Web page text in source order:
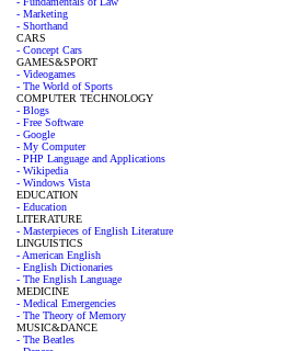
- Marketing
- Shorthand
CARS
- Concept Cars
GAMES&SPORT
- Videogames
- The World of Sports
COMPUTER TECHNOLOGY
- Blogs
- Free Software
- Google
- My Computer
- PHP Language and Applications
- Wikipedia
- Windows Vista
EDUCATION
- Education
LITERATURE
- Masterpieces of English Literature
LINGUISTICS
- American English
- English Dictionaries
- The English Language
MEDICINE
- Medical Emergencies
- The Theory of Memory
MUSIC&DANCE
- The Beatles